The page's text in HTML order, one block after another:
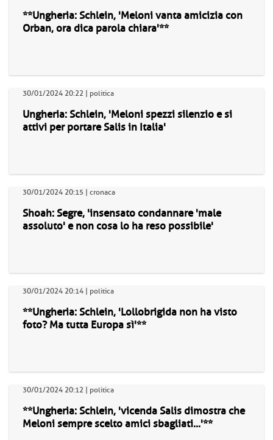
**Ungheria: Schlein, 'Meloni vanta amicizia con
Orban, ora dica parola chiara'**
30/01/2024 20:22 | politica
Ungheria: Schlein, 'Meloni spezzi silenzio e si
attivi per portare Salis in Italia'
30/01/2024 20:15 | cronaca
Shoah: Segre, 'insensato condannare 'male
assoluto' e non cosa lo ha reso possibile'
30/01/2024 20:14 | politica
**Ungheria: Schlein, 'Lollobrigida non ha visto
foto? Ma tutta Europa sì'**
30/01/2024 20:12 | politica
**Ungheria: Schlein, 'vicenda Salis dimostra che
Meloni sempre scelto amici sbagliati...'**